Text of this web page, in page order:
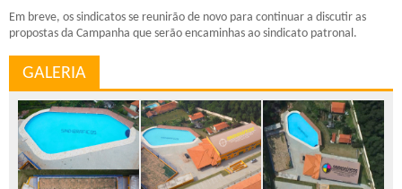
Em breve, os sindicatos se reunirão de novo para continuar a discutir as
propostas da Campanha que serão encaminhas ao sindicato patronal.
GALERIA